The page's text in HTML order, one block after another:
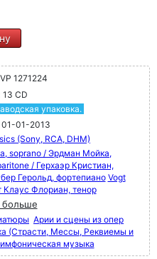
1271224
13 CD
упаковка.
01-01-2013
(Sony, RCA, DHM)
soprano / Эрдман Мойка,
/ Герхаэр Кристиан,
Герольд, фортепиано Vogt
Клаус Флориан, тенор
больше
Арии и сцены из опер
(Страсти, Мессы, Реквиемы и
музыка